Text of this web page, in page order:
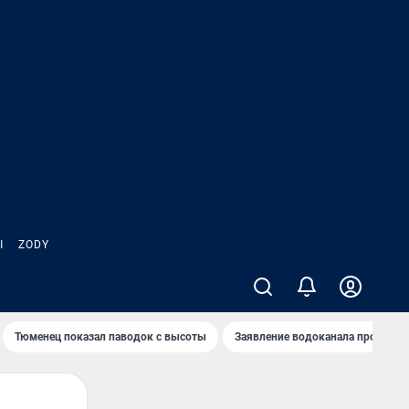
ZODY
Тюменец показал паводок с высоты Заявление водоканала про